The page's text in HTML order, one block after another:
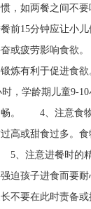
，如两餐之间不
前15分钟应让小
奋或疲劳影响食
炼有利于促进食
，学龄期儿童9-
畅。 4、注意食
高或甜食过多。
、注意进餐时的精
迫孩子进食而要
长不要在此时责